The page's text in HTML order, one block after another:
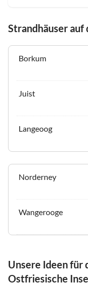
Strandhäuser
Borkum
Juist
Langeoog
Norderney
Wangerooge
Unsere Ideen für
Ostfriesische